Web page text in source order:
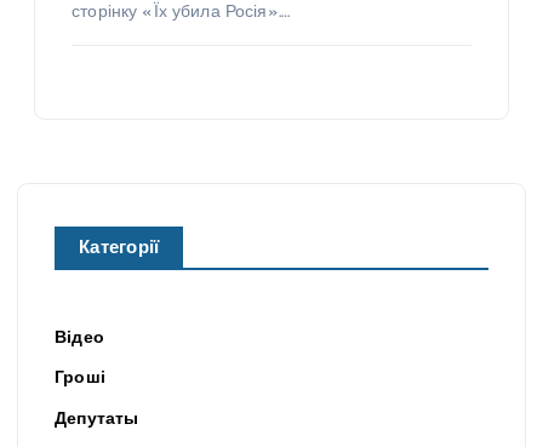
сторінку «Їх убила Росія».…
Категорії
Відео
Гроші
Депутаты